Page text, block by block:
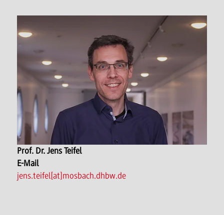
Prof. Dr. Jens Teifel
E-Mail
jens.teifel[at]mosbach.dhbw.de